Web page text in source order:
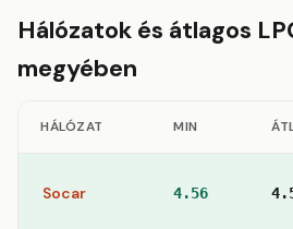
Hálózatok és átlagos
megyében
HÁLÓZAT MIN
Socar 4.56